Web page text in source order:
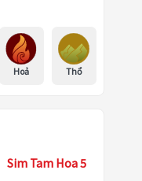
Hoả Thổ
Sim Tam Hoa 5